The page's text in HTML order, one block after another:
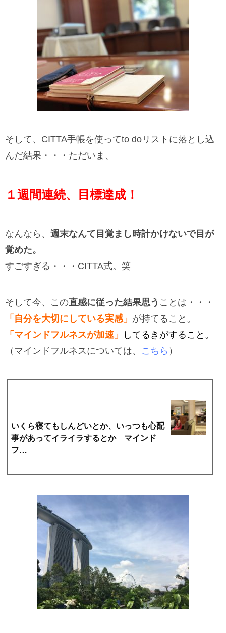
そして、CITTA手帳を使ってto doリストに落とし込
んだ結果・・・ただいま、
１週間連続、目標達成！
なんなら、 週末なんて目覚まし時計かけないで目が
覚めた。
すごすぎる・・・CITTA式。笑
そして今、この直感に従った結果思う ことは・・・
「自分を大切にしている実感」 が持てること。
「マインドフルネスが加速」
してるきがすること。
（マインドフルネスについては、 こちら ）
いくら寝てもしんどいとか、いっつも心配
事があってイライラするとか マインド
フ…
ういう現象がある人は知っておくと、劇的にいろんなことが改善するよ！という話を今日は。実は、２０１７